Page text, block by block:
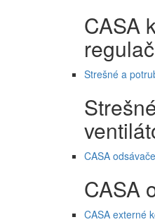
CASA
Strešné a
CASA
CASA
CASA externé